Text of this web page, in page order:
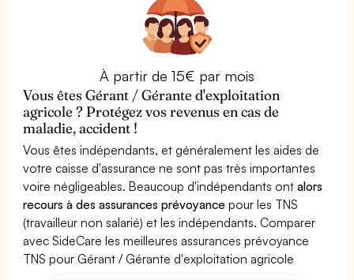
À partir de 15€ par mois
Vous êtes Gérant / Gérante d'exploitation
agricole ? Protégez vos revenus en cas de
maladie, accident !
Vous êtes indépendants, et généralement les aides de
votre caisse d'assurance ne sont pas très importantes
voire négligeables. Beaucoup d'indépendants ontalors
recours à des assurances prévoyance pour les TNS
(travailleur non salarié) et les indépendants. Comparer
avec SideCare les meilleures assurances prévoyance
TNS pour Gérant / Gérante d'exploitation agricole